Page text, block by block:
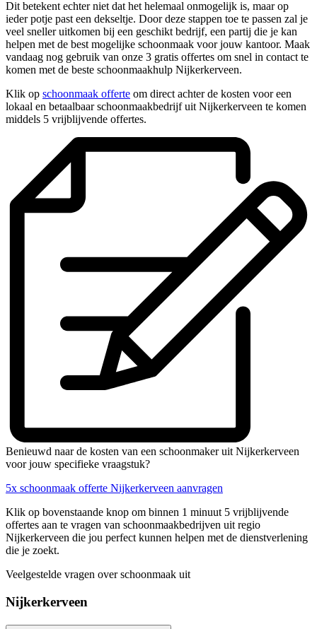
Dit betekent echter niet dat het helemaal onmogelijk is, maar op
ieder potje past een dekseltje. Door deze stappen toe te passen zal je
veel sneller uitkomen bij een geschikt bedrijf, een partij die je kan
helpen met de best mogelijke schoonmaak voor jouw kantoor. Maak
vandaag nog gebruik van onze 3 gratis offertes om snel in contact te
komen met de beste schoonmaakhulp Nijkerkerveen.
Klik op schoonmaak offerte om direct achter de kosten voor een
lokaal en betaalbaar schoonmaakbedrijf uit Nijkerkerveen te komen
middels 5 vrijblijvende offertes.
Benieuwd naar de kosten van een schoonmaker uit Nijkerkerveen
voor jouw specifieke vraagstuk?
5x schoonmaak offerte Nijkerkerveen aanvragen
Klik op bovenstaande knop om binnen 1 minuut 5 vrijblijvende
offertes aan te vragen van schoonmaakbedrijven uit regio
Nijkerkerveen die jou perfect kunnen helpen met de dienstverlening
die je zoekt.
Veelgestelde vragen over schoonmaak uit
Nijkerkerveen